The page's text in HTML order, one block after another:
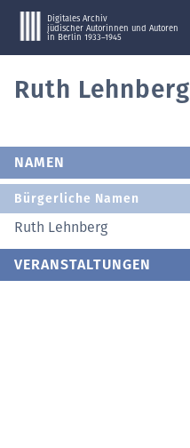
Digitales Archiv
jüdischer Autorinnen und Autoren
in Berlin 1933–1945
Ruth Lehnberg
NAMEN
Bürgerliche Namen
Ruth Lehnberg
VERANSTALTUNGEN